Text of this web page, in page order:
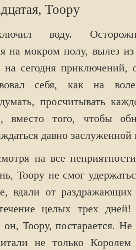
Тоору
воду.
на мокром полу, вылез
на сегодня
себя, как на
просчитывать
вместо того, чтобы
давно заслуженной
на все
Тоору не смог
вдали от
целых трех
Тоору, постарается. Не
не только